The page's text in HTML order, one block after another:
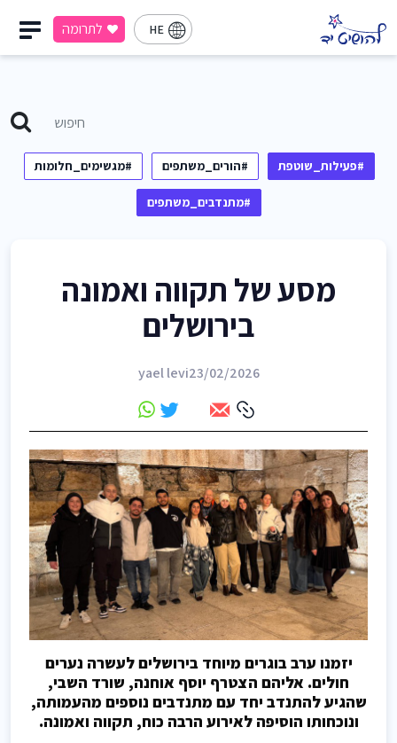
HE לתרומה
#פעילות_שוטפת #הורים_משתפים #מגשימים_חלומות
#מתנדבים_משתפים
מסע של תקווה ואמונה
בירושלים
yael levi23/02/2026
יזמנו ערב בוגרים מיוחד בירושלים לעשרה נערים
חולים. אליהם הצטרף יוסף אוחנה, שורד השבי,
שהגיע להתנדב יחד עם מתנדבים נוספים מהעמותה,
ונוכחותו הוסיפה לאירוע הרבה כוח, תקווה ואמונה.